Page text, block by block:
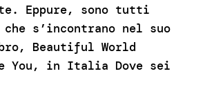
Eppure, sono tutti
che s’incontrano nel suo
Beautiful World
You, in Italia Dove sei